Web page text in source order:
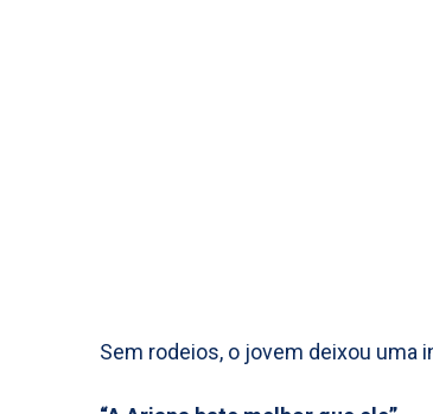
Sem rodeios, o jovem deixou uma